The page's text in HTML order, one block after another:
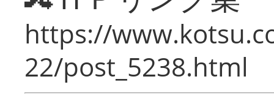
https://
22/post_5238.html